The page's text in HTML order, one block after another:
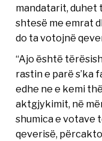
mandatarit, duhet
shtesë me emrat
do ta votojnë
“Ajo është
rastin e parë s’ka
edhe ne e kemi
aktgjykimit, në
shumica e votave
qeverisë,